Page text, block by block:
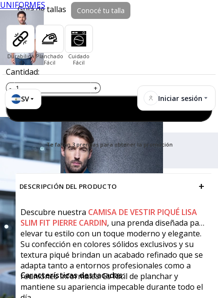
UNIFORMES
SV Iniciar sesión
Guía de tallas
Conocé tu talla
Durabilida
d
Planchado
Fácil
Cuidado
Fácil
Cantidad:
Agregar al carrito
Te faltan 3 prendas para obtener la promoción
DESCRIPCIÓN DEL PRODUCTO +
Descubre nuestra CAMISA DE VESTIR PIQUÉ LISA
SLIM FIT PIERRE CARDIN, una prenda diseñada para
elevar tu estilo con un toque moderno y elegante.
Su confección en colores sólidos exclusivos y su
textura piqué brindan un acabado refinado que se
adapta tanto a entornos profesionales como a
reuniones informales. Es fácil de planchar y
mantiene su apariencia impecable durante todo el
Características destacadas: